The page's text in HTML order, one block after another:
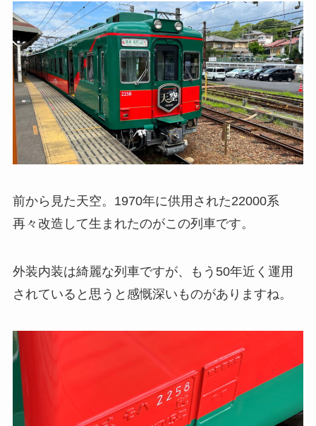
前から見た天空。1970年に供用された22000系
再々改造して生まれたのがこの列車です。
外装内装は綺麗な列車ですが、もう50年近く運用
されていると思うと感慨深いものがありますね。